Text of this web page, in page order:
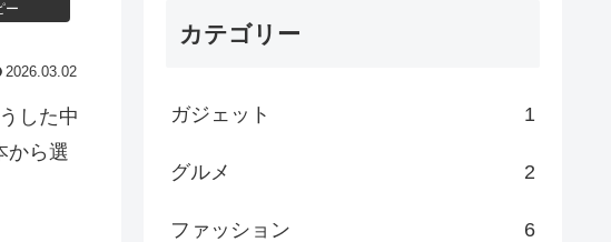
ー
2026.03.02
した中
から選
カテゴリー
ガジェット 1
グルメ 2
ファッション 6